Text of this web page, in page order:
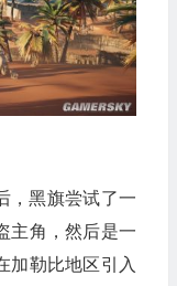
，黑旗尝试了一
主角，然后是一
加勒比地区引入